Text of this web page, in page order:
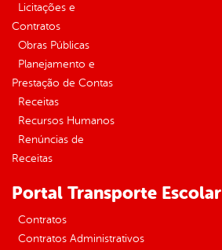
Licitações e
Contratos
Obras Públicas
Planejamento e
Prestação de Contas
Receitas
Recursos Humanos
Renúncias de
Receitas
Portal Transporte Escolar
Contratos
Contratos Administrativos